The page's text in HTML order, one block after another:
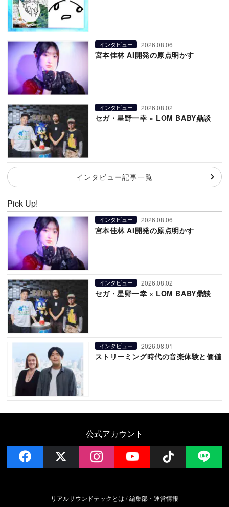
インタビュー 2026.08.06
宮本佳林 AI開発の原点明かす
インタビュー 2026.08.02
セガ・星野一幸 × LOM BABY鼎談
インタビュー記事一覧
Pick Up!
インタビュー 2026.08.06
宮本佳林 AI開発の原点明かす
インタビュー 2026.08.02
セガ・星野一幸 × LOM BABY鼎談
インタビュー 2026.08.01
ストリーミング時代の音楽体験と価値
公式アカウント
facebook instagramYouTube Follow
リアルサウンドテックとは 編集部・運営情報